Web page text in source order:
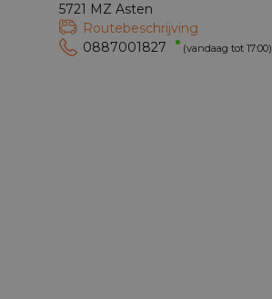
5721 MZ Asten
Routebeschrijving
0887001827
(vandaag tot 17:00)